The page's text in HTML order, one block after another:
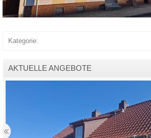
Kategorie:
AKTUELLE ANGEBOTE